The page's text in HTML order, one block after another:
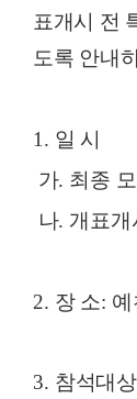
표개시 전
도록 안내
1. 일 시
가. 최종
나. 개표개
2. 장 소:
3. 참석대상